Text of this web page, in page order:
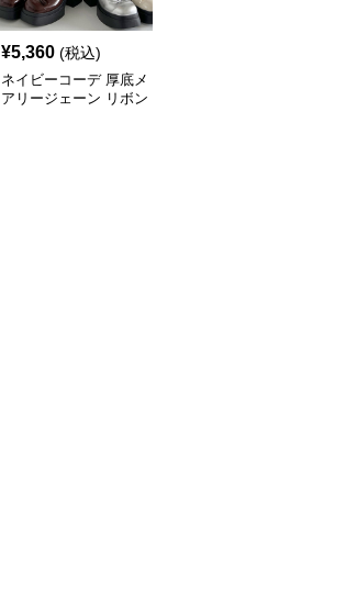
¥5,360 (税込)
ネイビーコーデ 厚底メ
アリージェーン リボン